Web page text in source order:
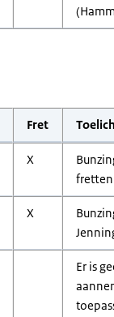
Fret
X
fretten
X
Er is